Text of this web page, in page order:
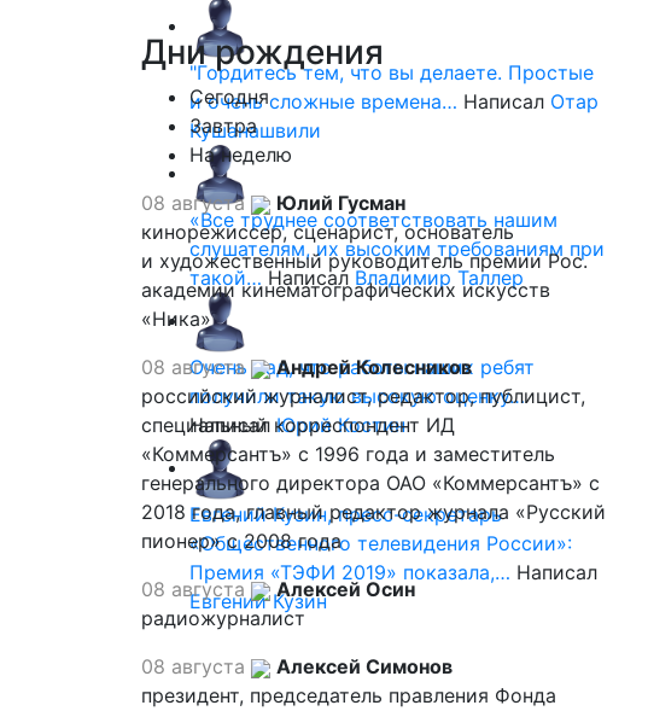
"Гордитесь тем, что вы делаете. Простые
и очень сложные времена… Написал Отар
Кушанашвили
«Все труднее соответствовать нашим
слушателям, их высоким требованиям при
такой… Написал Владимир Таллер
Очень рад, что работы наших ребят
получили такую высокую оценку…
НаписалЮрий Костин
Евгений Кузин, пресс-секретарь
«Общественного телевидения России»:
Премия «ТЭФИ 2019» показала,… Написал
Евгений Кузин
Днирождения
Сегодня
Завтра
На неделю
08 августа
Юлий Гусман
кинорежиссер, сценарист, основатель
и художественный руководитель премии Рос.
академии кинематографических искусств
«Ника»
08 августа
Андрей Колесников
российский журналист, редактор, публицист,
специальный корреспондент ИД
«Коммерсантъ» с 1996 года и заместитель
генерального директора ОАО «Коммерсантъ» с
2018 года, главный редактор журнала «Русский
пионер» с 2008 года
08 августа
Алексей Осин
радиожурналист
08 августа
Алексей Симонов
президент, председатель правления Фонда